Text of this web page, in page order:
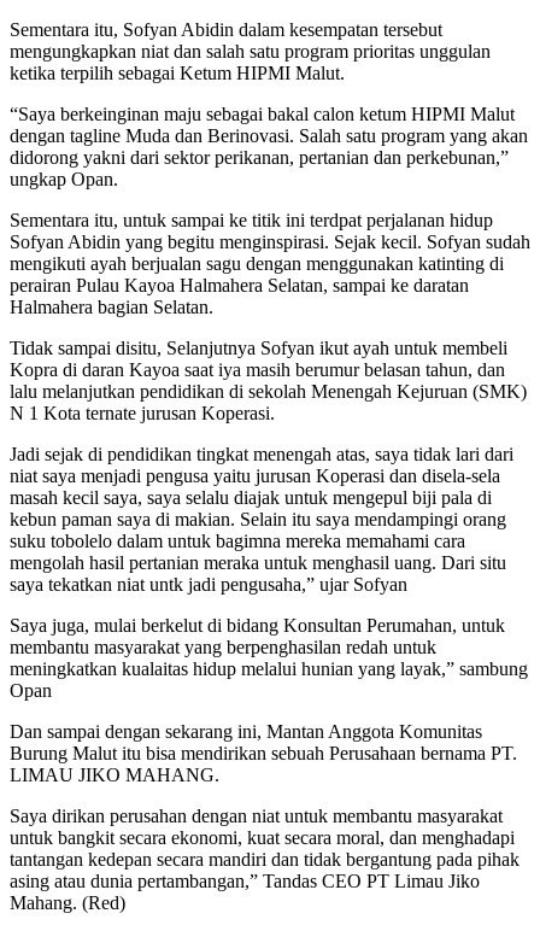
Sementara itu, Sofyan Abidin dalam kesempatan tersebut
mengungkapkan niat dan salah satu program prioritas unggulan
ketika terpilih sebagai Ketum HIPMI Malut.
“Saya berkeinginan maju sebagai bakal calon ketum HIPMI Malut
dengan tagline Muda dan Berinovasi. Salah satu program yang akan
didorong yakni dari sektor perikanan, pertanian dan perkebunan,”
ungkap Opan.
Sementara itu, untuk sampai ke titik ini terdpat perjalanan hidup
Sofyan Abidin yang begitu menginspirasi. Sejak kecil. Sofyan sudah
mengikuti ayah berjualan sagu dengan menggunakan katinting di
perairan Pulau Kayoa Halmahera Selatan, sampai ke daratan
Halmahera bagian Selatan.
Tidak sampai disitu, Selanjutnya Sofyan ikut ayah untuk membeli
Kopra di daran Kayoa saat iya masih berumur belasan tahun, dan
lalu melanjutkan pendidikan di sekolah Menengah Kejuruan (SMK)
N 1 Kota ternate jurusan Koperasi.
Jadi sejak di pendidikan tingkat menengah atas, saya tidak lari dari
niat saya menjadi pengusa yaitu jurusan Koperasi dan disela-sela
masah kecil saya, saya selalu diajak untuk mengepul biji pala di
kebun paman saya di makian. Selain itu saya mendampingi orang
suku tobolelo dalam untuk bagimna mereka memahami cara
mengolah hasil pertanian meraka untuk menghasil uang. Dari situ
saya tekatkan niat untk jadi pengusaha,” ujar Sofyan
Saya juga, mulai berkelut di bidang Konsultan Perumahan, untuk
membantu masyarakat yang berpenghasilan redah untuk
meningkatkan kualaitas hidup melalui hunian yang layak,” sambung
Opan
Dan sampai dengan sekarang ini, Mantan Anggota Komunitas
Burung Malut itu bisa mendirikan sebuah Perusahaan bernama PT.
LIMAU JIKO MAHANG.
Saya dirikan perusahan dengan niat untuk membantu masyarakat
untuk bangkit secara ekonomi, kuat secara moral, dan menghadapi
tantangan kedepan secara mandiri dan tidak bergantung pada pihak
asing atau dunia pertambangan,” Tandas CEO PT Limau Jiko
Mahang. (Red)